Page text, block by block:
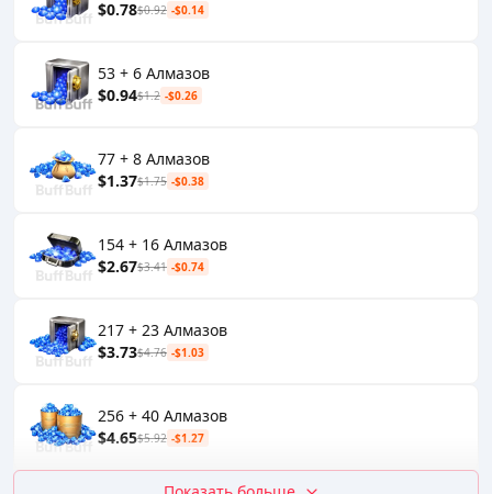
$0.78$0.92 -$0.14
53 + 6 Алмазов
$0.94$1.2 -$0.26
77 + 8 Алмазов
$1.37$1.75 -$0.38
154 + 16 Алмазов
$2.67$3.41 -$0.74
217 + 23 Алмазов
$3.73$4.76 -$1.03
256 + 40 Алмазов
$4.65$5.92 -$1.27